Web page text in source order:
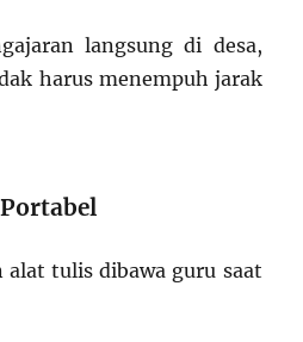
langsung di desa,
harus menempuh jarak
alat tulis dibawa guru saat